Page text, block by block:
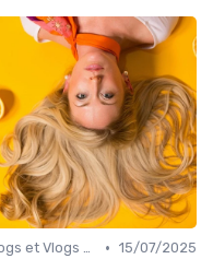
Blogs et Vlogs de Coiffure • 15/07/2025